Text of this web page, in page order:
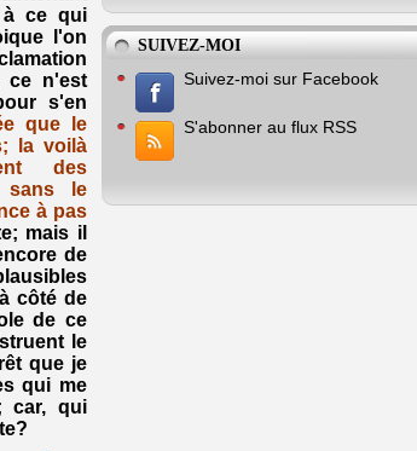
à ce qui
l'on
ce n'est
s'en
que le
la voilà
des
sans le
à pas
mais il
de
côté de
de ce
le
que je
qui me
car, qui
SUIVEZ-MOI
Suivez-moi sur Facebook
S'abonner au flux RSS